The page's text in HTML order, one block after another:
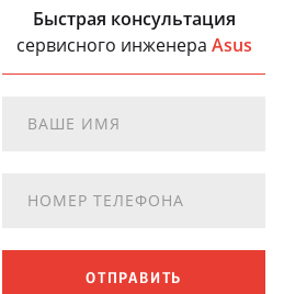
Быстрая консультация
сервисного инженера Asus
ОТПРАВИТЬ